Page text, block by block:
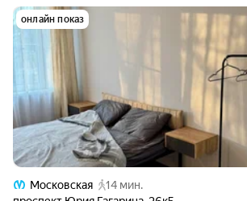
онлайн показ
Московская
14 мин.